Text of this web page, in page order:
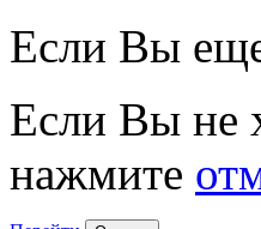
Если Вы
Если Вы не
нажмите